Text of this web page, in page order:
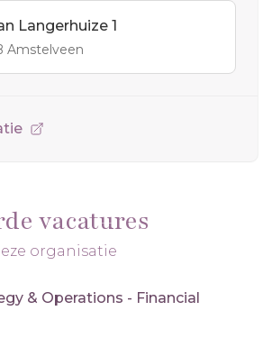
Langerhuize 1
Amstelveen
vacatures
organisatie
& Operations - Financial